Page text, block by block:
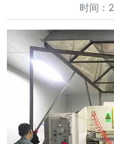
时间